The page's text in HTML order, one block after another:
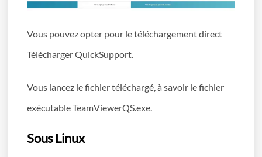
Vous pouvez opter pour le téléchargement direct
Télécharger QuickSupport.
Vous lancez le fichier téléchargé, à savoir le fichier
exécutable TeamViewerQS.exe.
Sous Linux